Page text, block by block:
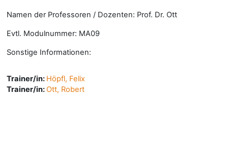
Namen der Professoren / Dozenten: Prof. Dr. Ott
Evtl. Modulnummer: MA09
Sonstige Informationen:
Trainer/in: Höpfl, Felix
Trainer/in:Ott, Robert